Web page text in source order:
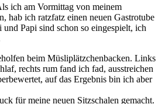
ich am Vormittag von meinem
hab ich ratzfatz einen neuen Gastrotube
Papi sind schon so eingespielt, ich
beim Müsliplätzchenbacken. Links
rechts rum fand ich fad, ausstreichen
auf das Ergebnis bin ich aber
für meine neuen Sitzschalen gemacht.